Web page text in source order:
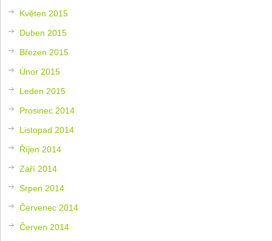
Květen 2015
Duben 2015
Březen 2015
Únor 2015
Leden 2015
Prosinec 2014
Listopad 2014
Říjen 2014
Září 2014
Srpen 2014
Červenec 2014
Červen 2014